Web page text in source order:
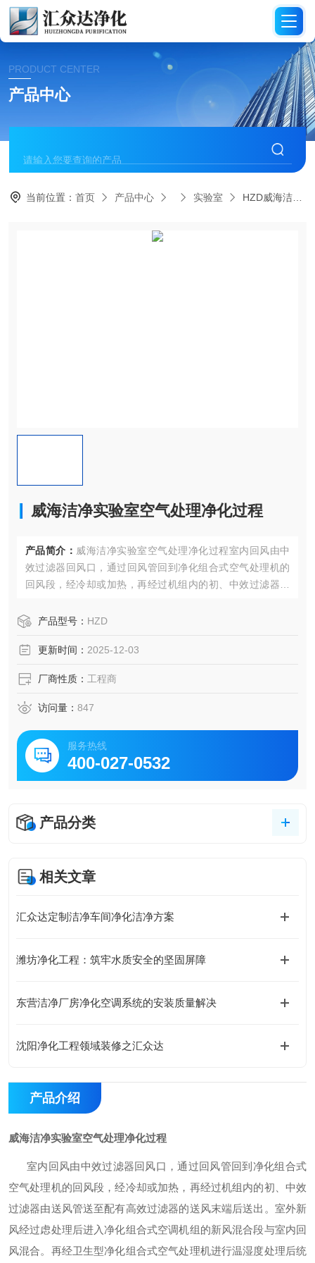
PRODUCT CENTER
产品中心
当前位置：首页 产品中心 实验室 HZD威海洁净实验室空气处理净化过程
威海洁净实验室空气处理净化过程
产品简介： 威海洁净实验室空气处理净化过程室内回风由中
效过滤器回风口，通过回风管回到净化组合式空气处理机的
回风段，经冷却或加热，再经过机组内的初、中效过滤器由
产品型号： HZD
更新时间： 2025-12-03
厂商性质： 工程商
访问量： 847
服务热线
400-027-0532
产品分类
相关文章
汇众达定制洁净车间净化洁净方案
潍坊净化工程：筑牢水质安全的坚固屏障
东营洁净厂房净化空调系统的安装质量解决
沈阳净化工程领域装修之汇众达
产品介绍
威海洁净实验室空气处理净化过程
室内回风由中效过滤器回风口 ，通过回风管回到净化组合式
空气处理机的回风段，经冷却或加热，再经过机组内的初、中效
过滤器由送风管送至配有高效过滤器的送风末端后送出。室外新
风经过虑处理后进入净化组合式空调机组的新风混合段与室内回
风混合。再经卫生型净化组合式空气处理机进行温湿度处理后统